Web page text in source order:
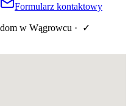
Formularz kontaktowy
w Wągrowcu · ✓